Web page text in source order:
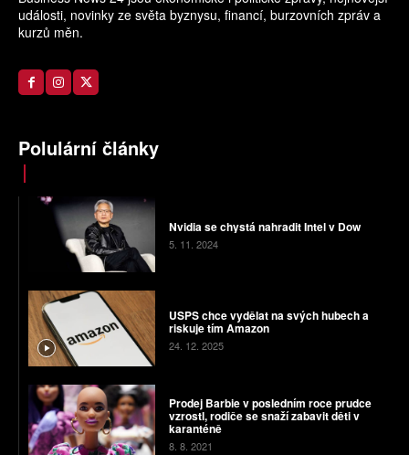
události, novinky ze světa byznysu, financí, burzovních zpráv a
kurzů měn.
Polulární články
Nvidia se chystá nahradit Intel v Dow
5. 11. 2024
USPS chce vydělat na svých hubech a
riskuje tím Amazon
24. 12. 2025
Prodej Barbie v posledním roce prudce
vzrostl, rodiče se snaží zabavit děti v
karanténě
8. 8. 2021